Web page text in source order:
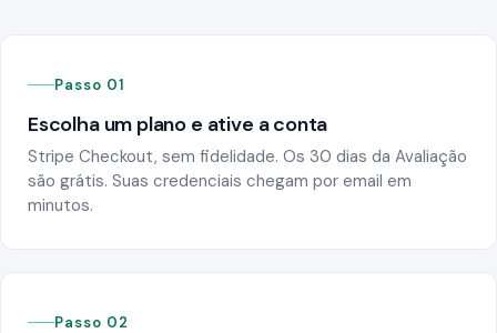
Passo 01
Escolha um plano e ative a conta
Stripe Checkout, sem fidelidade. Os 30 dias da Avaliação
são grátis. Suas credenciais chegam por email em
minutos.
Passo 02